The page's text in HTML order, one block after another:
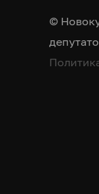
©